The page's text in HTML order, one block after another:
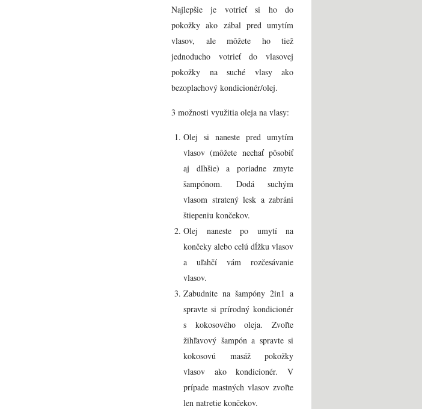
Najlepšie je votrieť si ho do
pokožky ako zábal pred umytím
vlasov, ale môžete ho tiež
jednoducho votrieť do vlasovej
pokožky na suché vlasy ako
bezoplachový kondicionér/olej.
3 možnosti využitia oleja na vlasy:
Olej si naneste pred umytím
vlasov (môžete nechať pôsobiť
aj dlhšie) a poriadne zmyte
šampónom. Dodá suchým
vlasom stratený lesk a zabráni
štiepeniu končekov.
Olej naneste po umytí na
končeky alebo celú dĺžku vlasov
a uľahčí vám rozčesávanie
vlasov.
Zabudnite na šampóny 2in1 a
spravte si prírodný kondicionér
s kokosového oleja. Zvoľte
žihľavový šampón a spravte si
kokosovú masáž pokožky
vlasov ako kondicionér. V
prípade mastných vlasov zvoľte
len natretie končekov.